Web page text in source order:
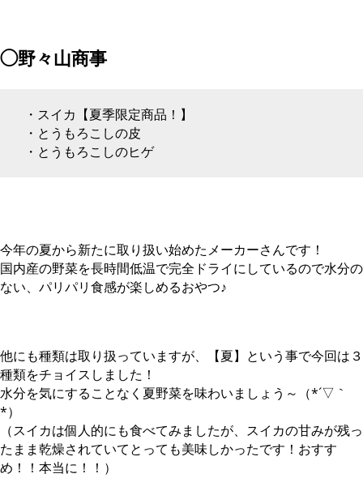
◯野々山商事
・スイカ【夏季限定商品！】
・とうもろこしの皮
・とうもろこしのヒゲ
今年の夏から新たに取り扱い始めたメーカーさんです！
国内産の野菜を長時間低温で完全ドライにしているので水分の
ない、パリパリ食感が楽しめるおやつ♪
他にも種類は取り扱っていますが、【夏】という事で今回は３
種類をチョイスしました！
水分を気にすることなく夏野菜を味わいましょう～（*´▽｀
*）
（スイカは個人的にも食べてみましたが、スイカの甘みが残っ
たまま乾燥されていてとっても美味しかったです！おすす
め！！本当に！！）